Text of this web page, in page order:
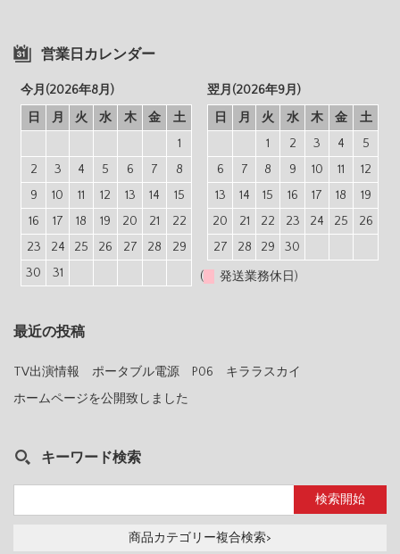
営業日カレンダー
今月(2026年8月)
日
月 火 水 木 金
土
1
2
3 4 5 6 7
8
9
10 11 12 13 14
15
16
17 18 19 20 21
22
23
24 25 26 27 28
29
30
31
翌月(2026年9月)
日
月 火 水 木 金
土
1
2 3 4
5
6
7 8 9 10 11
12
13
14 15 16 17 18
19
20
21 22 23 24 25
26
27
28 29 30
( 発送業務休日)
最近の投稿
TV出演情報 ポータブル電源 P06 キララスカイ
ホームページを公開致しました
キーワード検索
商品カテゴリー複合検索>